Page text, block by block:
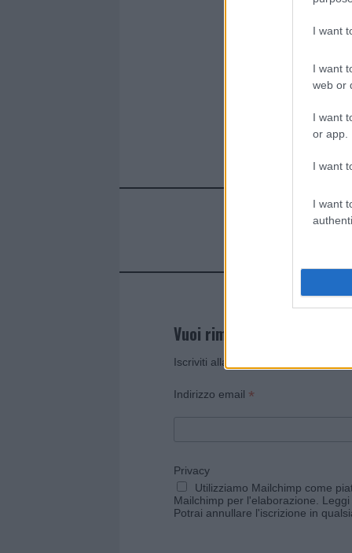
I want
I want
web or
I want
or app.
I want
I want
Vuoi rimanere sempre
Iscriviti alla newsletter di Gallura
Indirizzo email *
Privacy
Utilizziamo Mailchimp come
Mailchimp per l'elaborazione.
Potrai annullare l'iscrizione in